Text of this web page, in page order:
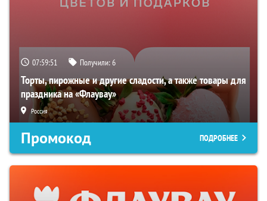
07:59:50 Получили:6
Торты, пирожные и другие сладости, а также товары для
праздника на «Флаувау»
Россия
Промокод ПОДРОБНЕЕ